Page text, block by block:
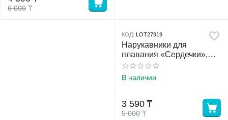
6 000 ₸
КОД: LOT27919
Нарукавники для
плавания «Сердечки»,
надувные, 18×20 см, от 3
лет, бежевые
В наличии
5 000 ₸
3 590 ₸